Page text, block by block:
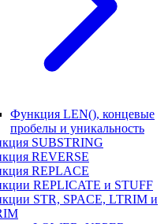
Функция LEN(), концевые
пробелы и уникальность
SUBSTRING
REVERSE
REPLACE
REPLICATE и STUFF
STR, SPACE, LTRIM и